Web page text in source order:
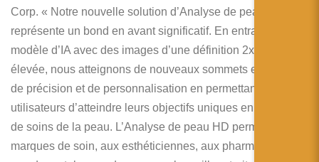
Corp. « Notre nouvelle solution d’Analyse de peau HD
représente un bond en avant significatif. En entraînant le
modèle d’IA avec des images d’une définition 2x plus
élevée, nous atteignons de nouveaux sommets en matière
de précision et de personnalisation en permettant aux
utilisateurs d’atteindre leurs objectifs uniques en matière
de soins de la peau. L’Analyse de peau HD permet aux
marques de soin, aux esthéticiennes, aux pharmaciens et